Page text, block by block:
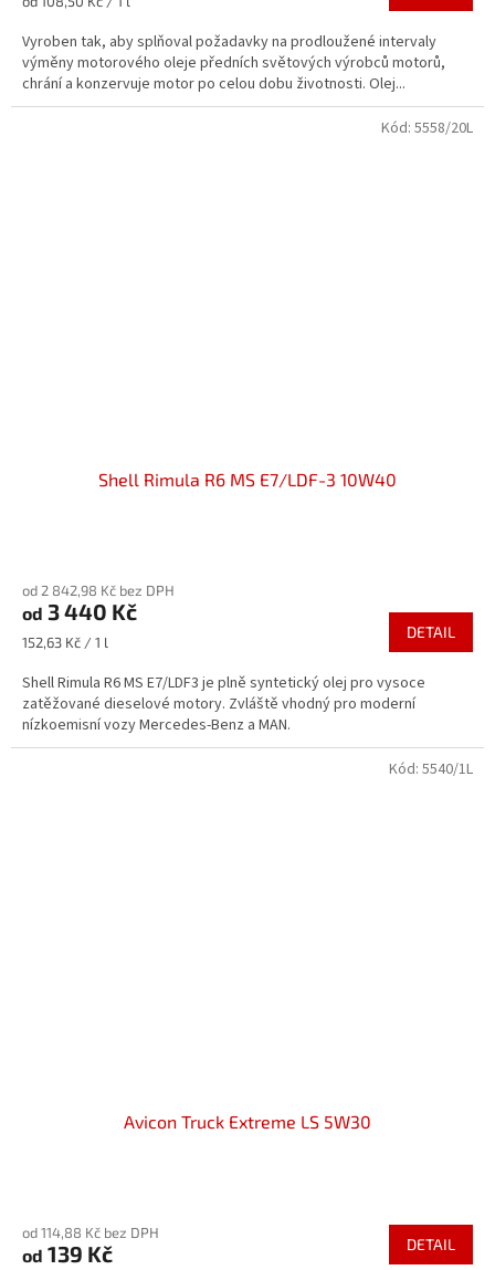
z
5
hvězdiček.
Vyroben tak, aby splňoval požadavky na prodloužené intervaly
výměny motorového oleje předních světových výrobců motorů,
chrání a konzervuje motor po celou dobu životnosti. Olej...
Shell Rimula R6 MS E7/LDF-3 10W40
produktu
je
5,0
5
hvězdiček.
od 2 842,98 Kč bez DPH
od 3 440 Kč
Měrná
152,63 Kč / 1 l
DETAIL
Shell Rimula R6 MS E7/LDF3 je plně syntetický olej pro vysoce
zatěžované dieselové motory. Zvláště vhodný pro moderní
nízkoemisní vozy Mercedes-Benz a MAN.
Kód: 5558/20L
Avicon Truck Extreme LS 5W30
produktu
je
od 114,88 Kč bez DPH
od 139 Kč DETAIL
Kód: 5540/1L